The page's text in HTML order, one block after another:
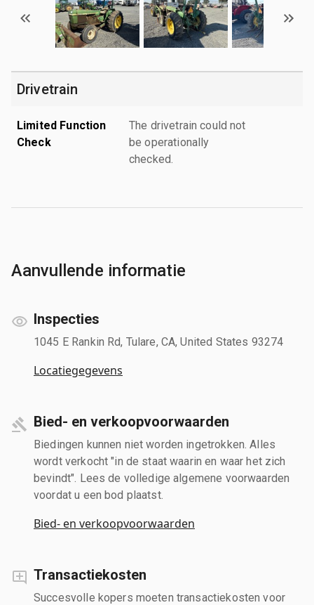
Drivetrain
Limited Function
Check
The drivetrain could not
be operationally
checked.
Aanvullende informatie
Inspecties
1045 E Rankin Rd, Tulare, CA, United States 93274
Locatiegegevens
Bied- en verkoopvoorwaarden
Biedingen kunnen niet worden ingetrokken. Alles
wordt verkocht "in de staat waarin en waar het zich
bevindt". Lees de volledige algemene voorwaarden
voordat u een bod plaatst.
Bied- en verkoopvoorwaarden
Transactiekosten
Succesvolle kopers moeten transactiekosten voor